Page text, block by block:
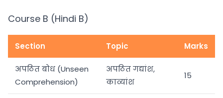
Course B (Hindi B)
Section Topic Marks
अपठित बोध (Unseen
Comprehension)
अपठित गद्यांश,
काव्यांश
15